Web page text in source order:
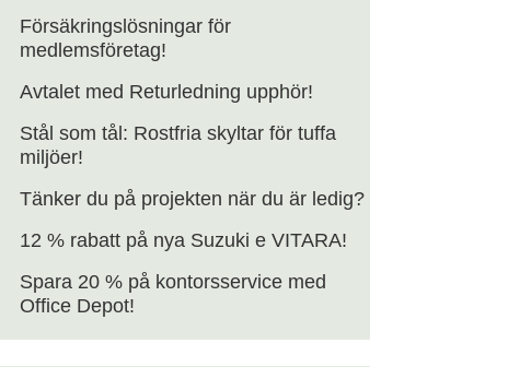
Försäkringslösningar för
medlemsföretag!
Avtalet med Returledning upphör!
Stål som tål: Rostfria skyltar för tuffa
miljöer!
Tänker du på projekten när du är ledig?
12 % rabatt på nya Suzuki e VITARA!
Spara 20 % på kontorsservice med
Office Depot!